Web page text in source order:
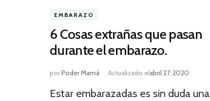
EMBARAZO
6 Cosas extrañas que pasan
durante el embarazo.
porPoder Mamá Actualizado elabril 27, 2020
Estar embarazadas es sin duda una